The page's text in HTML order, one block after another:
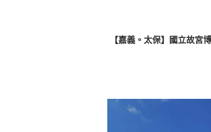
【嘉義。太保】國立故宮